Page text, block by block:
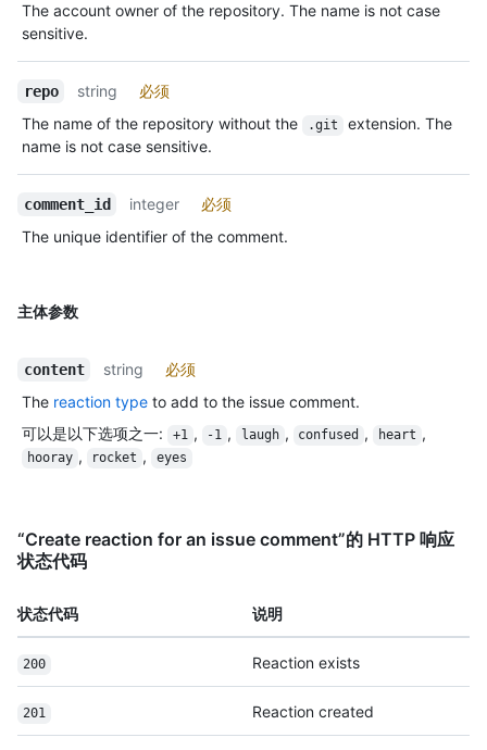
The account owner of the repository. The name is not case
sensitive.
repo string
必须
The name of the repository without the
.git
extension. The
name is not case sensitive.
comment_id integer
必须
The unique identifier of the comment.
主体参数
content string
必须
The reaction type to add to the issue comment.
可以是以下选项之一: +1 , -1 , laugh , confused , heart ,
hooray , rocket , eyes
“Create reaction for an issue comment”的 HTTP 响应
状态代码
状态代码 说明
200 Reaction exists
201 Reaction created